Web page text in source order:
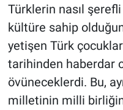
Türklerin nasıl
kültüre sahip
yetişen Türk
tarihinden haberdar
övüneceklerdi. Bu,
milletinin milli